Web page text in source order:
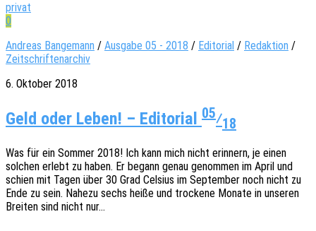
privat
0
Andreas Bangemann / Ausgabe 05 - 2018 / Editorial / Redaktion /
Zeitschriftenarchiv
6. Oktober 2018
Geld oder Leben! – Editorial 05⁄18
Was für ein Sommer 2018! Ich kann mich nicht erin­nern, je einen
solchen erlebt zu haben. Er begann genau genom­men im April und
schien mit Tagen über 30 Grad Celsi­us im Septem­ber noch nicht zu
Ende zu sein. Nahezu sechs heiße und trocke­ne Monate in unse­ren
Brei­ten sind nicht nur…